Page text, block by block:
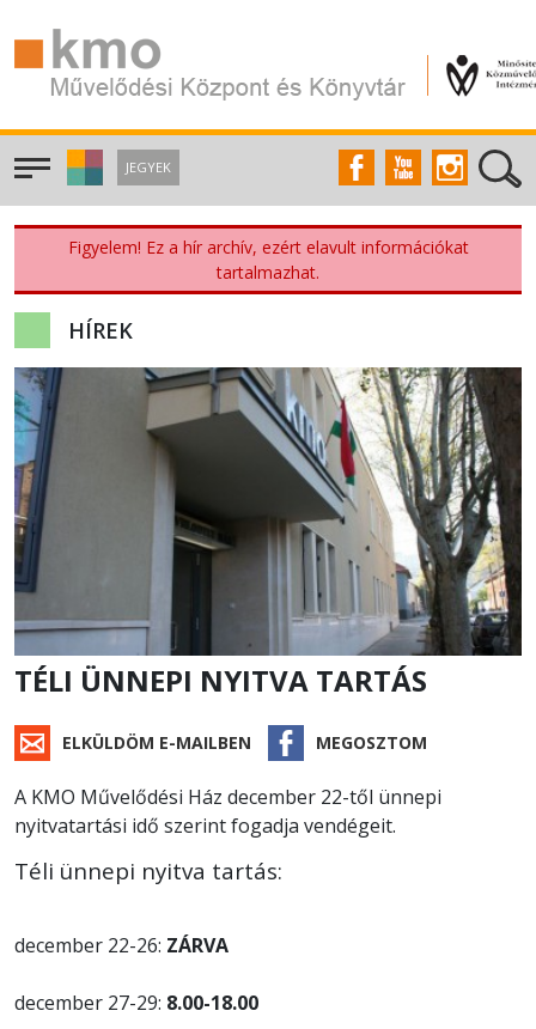
JEGYEK
Figyelem! Ez a hír archív, ezért elavult információkat
tartalmazhat.
HÍREK
TÉLI ÜNNEPI NYITVA TARTÁS
ELKÜLDÖM E-MAILBEN MEGOSZTOM
A KMO Művelődési Ház december 22-től ünnepi
nyitvatartási idő szerint fogadja vendégeit.
Téli ünnepi nyitva tartás:
december 22-26: ZÁRVA
december 27-29: 8.00-18.00